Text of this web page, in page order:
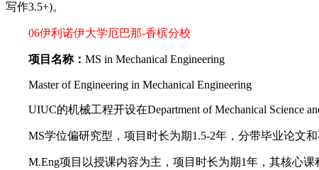
写作3.5+)。
06伊利诺伊大学厄巴那-香槟分校
项目名称： MS in Mechanical Engineering
Master of Engineering in Mechanical Engineering
UIUC的机械工程开设在Department of Mechanical Science
MS学位偏研究型，项目时长为期1.5-2年，分带毕业论文和
M.Eng项目以授课内容为主，项目时长为期1年，其核心课